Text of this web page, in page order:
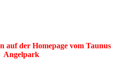
auf der Homepage vom Taunus
Angelpark